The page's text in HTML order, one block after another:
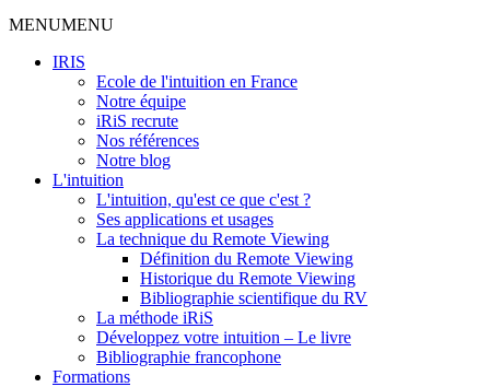
MENUMENU
IRIS
Ecole de l'intuition en France
Notre équipe
iRiS recrute
Nos références
Notre blog
L'intuition
L'intuition, qu'est ce que c'est ?
Ses applications et usages
La technique du Remote Viewing
Définition du Remote Viewing
Historique du Remote Viewing
Bibliographie scientifique du RV
La méthode iRiS
Développez votre intuition – Le livre
Bibliographie francophone
Formations